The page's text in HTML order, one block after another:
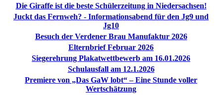
Die Giraffe ist die beste Schülerzeitung in Niedersachsen!
Juckt das Fernweh? - Informationsabend für den Jg9 und
Jg10
Besuch der Verdener Brau Manufaktur 2026
Elternbrief Februar 2026
Siegerehrung Plakatwettbewerb am 16.01.2026
Schulausfall am 12.1.2026
Premiere von „Das GaW lobt“ – Eine Stunde voller
Wertschätzung